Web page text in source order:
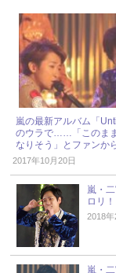
嵐の最新アルバム「
のウラで……「このま
なりそう」とファンか
2017年10月20日
嵐・
ロリ
2018年
嵐・